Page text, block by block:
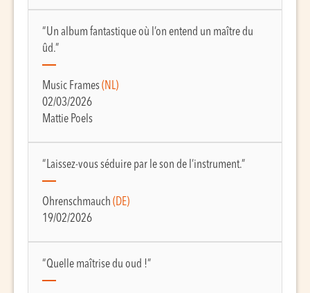
“Un album fantastique où l’on entend un maître du
ûd.”
Music Frames(NL)
02/03/2026
Mattie Poels
“Laissez-vous séduire par le son de l’instrument.”
Ohrenschmauch (DE)
19/02/2026
“Quelle maîtrise du oud !”